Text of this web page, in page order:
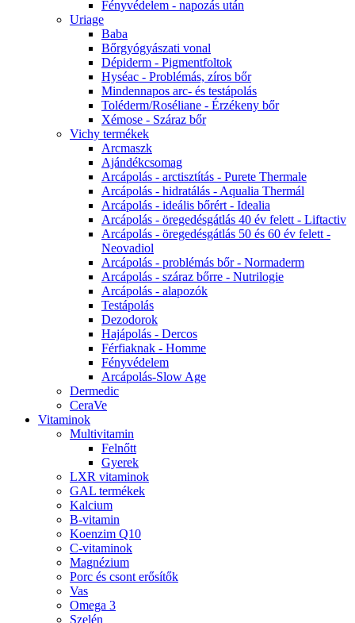
Fényvédelem - napozás után
Uriage
Baba
Bőrgyógyászati vonal
Dépiderm - Pigmentfoltok
Hyséac - Problémás, zíros bőr
Mindennapos arc- és testápolás
Toléderm/Roséliane - Érzékeny bőr
Xémose - Száraz bőr
Vichy termékek
Arcmaszk
Ajándékcsomag
Arcápolás - arctisztítás - Purete Thermale
Arcápolás - hidratálás - Aqualia Thermál
Arcápolás - ideális bőrért - Idealia
Arcápolás - öregedésgátlás 40 év felett - Liftactiv
Arcápolás - öregedésgátlás 50 és 60 év felett -
Neovadiol
Arcápolás - problémás bőr - Normaderm
Arcápolás - száraz bőrre - Nutrilogie
Arcápolás - alapozók
Testápolás
Dezodorok
Hajápolás - Dercos
Férfiaknak - Homme
Fényvédelem
Arcápolás-Slow Age
Dermedic
CeraVe
Vitaminok
Multivitamin
Felnőtt
Gyerek
LXR vitaminok
GAL termékek
Kalcium
B-vitamin
Koenzim Q10
C-vitaminok
Magnézium
Porc és csont erősítők
Vas
Omega 3
Szelén